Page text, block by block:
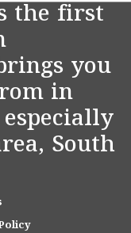
the first
you
in
South